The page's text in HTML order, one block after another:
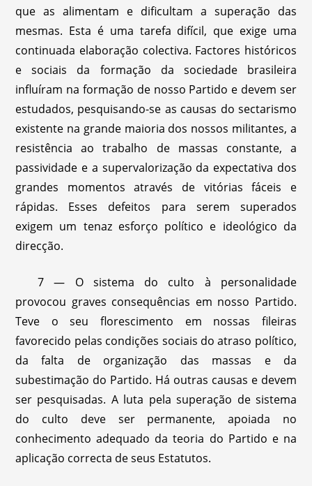
que as alimentam e dificultam a superação das
mesmas. Esta é uma tarefa difícil, que exige uma
continuada elaboração colectiva. Factores históricos
e sociais da formação da sociedade brasileira
influíram na formação de nosso Partido e devem ser
estudados, pesquisando-se as causas do sectarismo
existente na grande maioria dos nossos militantes, a
resistência ao trabalho de massas constante, a
passividade e a supervalorização da expectativa dos
grandes momentos através de vitórias fáceis e
rápidas. Esses defeitos para serem superados
exigem um tenaz esforço político e ideológico da
direcção.
7 — O sistema do culto à personalidade
provocou graves consequências em nosso Partido.
Teve o seu florescimento em nossas fileiras
favorecido pelas condições sociais do atraso político,
da falta de organização das massas e da
subestimação do Partido. Há outras causas e devem
ser pesquisadas. A luta pela superação de sistema
do culto deve ser permanente, apoiada no
conhecimento adequado da teoria do Partido e na
aplicação correcta de seus Estatutos.